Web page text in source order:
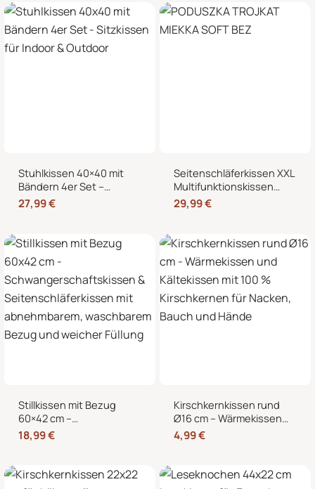
Stillzeit
Lagerungskissen ca.
Stuhlkissen 40×40 mit
Bändern 4er Set –
Sitzkissen für Indoor &
Outdoor
27,99€
Seitenschläferkissen XXL
Multifunktionskissen
Stillkissen – Lesekissen
für Bett und Sofa, weich
29,99€
Stillkissen mit Bezug
60×42 cm –
Schwangerschaftskissen
& Seitenschläferkissen
waschbarem Bezug und
weicher Füllung
18,99€
Kirschkernkissen rund
Ø16 cm – Wärmekissen
und Kältekissen mit 100
% Kirschkernen für
Hände
4,99€